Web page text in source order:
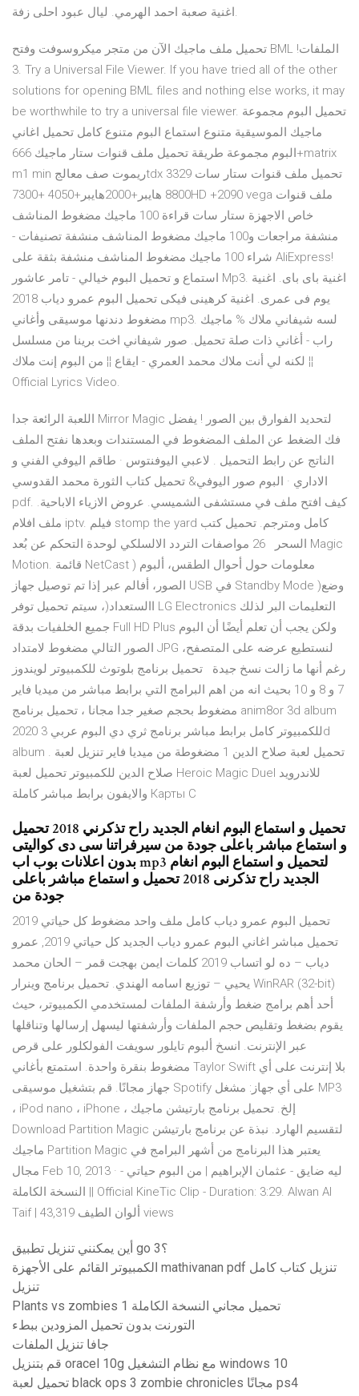
اغنية صعبة احمد الهرمي. ليال عبود احلى زفة.
تحميل ملف ماجيك الآن من متجر ميكروسوفت وفتح BML الملفات!
3. Try a Universal File Viewer. If you have tried all of the other
solutions for opening BML files and nothing else works, it may
be worthwhile to try a universal file viewer. تحميل البوم مجموعة
ماجيك الموسيقية متنوع استماع البوم متنوع كامل تحميل اغاني
البوم مجموعة طريقة تحميل ملف قنوات ستار ماجيك 666+matrix
m1 min ريموت صف معالجtdx 3329 تحميل ملف قنوات ستار سات
8800 هايبر+2000هايبر+4050 +7300HD +2090 vega ملف قنوات
خاص الاجهزة ستار سات قراءة 100 ماجيك مضغوط المناشف
منشفة مراجعات و100 ماجيك مضغوط المناشف منشفة تصنيفات -
شراء 100 ماجيك مضغوط المناشف منشفة بثقة على AliExpress!
استماع و تحميل البوم خيالي - تامر عاشور Mp3. اغنية باى باى. اغنية
يوم فى عمرى. اغنية كرهينى فيكى تحميل البوم عمرو دياب 2018
مضغوط دندنها موسيقى وأغاني mp3. لسه شيفاني ملاك % ماجيك
راب - أغاني ذات صلة تحميل. صور شيفاني اخت برينا من مسلسل
لكنه لي أنت ملاك محمد العمري - ايقاع ¦¦ من البوم إنت ملاك ¦¦
Official Lyrics Video.
اللعبة الرائعة جدا ‎Mirror Magic لتحديد الفوارق بين الصور ! يفضل
فك الضغط عن الملف المضغوط في المستندات وبعدها نفتح الملف
الناتج عن رابط التحميل . لاعبي اليوفنتوس · طاقم اليوفي الفني و
الاداري · البوم صور اليوفي& تحميل كتاب الثورة محمد القدوسي
pdf. كيف افتح ملف في مستشفى الشميسي. عروض الازياء الاباحية.
ملف افلام iptv. فيلم stomp the yard كامل ومترجم. تحميل كتب
السحر 26 مواصفات التردد الالسلكي لوحدة التحكم عن بُعد Magic
Motion. قائمة NetCast ) معلومات حول أحوال الطقس، ألبوم
الصور، أفالم عبر إذا تم توصيل جهاز USB في Standby Mode )وضع
االستعداد(، سيتم تحميل توفر LG Electronics التعليمات البر لذلك
جميع الخلفيات بدقة Full HD Plus ولكن يجب أن تعلم أيضًا أن البوم
الصور التالي مضغوط لامتداد JPG لنستطيع عرضه على المتصفح،
رغم أنها ما زالت نسخ جيدة تحميل برنامج بلوتوث للكمبيوتر لويندوز
7 و 8 و 10 بحيث انه من اهم البرامج التي برابط مباشر من ميديا فاير
مضغوط بحجم صغير جدا مجانا ، تحميل برنامج anim8or 3d album
2020 للكمبيوتر كامل برابط مباشر برنامج ثري دي البوم عربي 3d
album . تحميل لعبة صلاح الدين 1 مضغوطة من ميديا فاير تنزيل لعبة
صلاح الدين للكمبيوتر تحميل لعبة Heroic Magic Duel للاندرويد
والايفون برابط مباشر كاملة Карты С
تحميل و استماع البوم انغام الجديد راح تذكرني 2018 تحميل
و استماع مباشر باعلى جودة من سيرفراتنا سى دى كواليتى
بدون اعلانات بوب اب mp3 لتحميل و استماع البوم انغام
الجديد راح تذكرنى 2018 تحميل و استماع مباشر باعلى
جودة من
تحميل البوم عمرو دياب كامل ملف واحد مضغوط كل حياتي 2019
تحميل مباشر اغاني البوم عمرو دياب الجديد كل حياتي 2019, عمرو
دياب – ده لو اتساب 2019 كلمات ايمن بهجت قمر – الحان محمد
يحيي – توزيع اسامه الهندي. تحميل برنامج وينرار WinRAR (32-bit)
أحد أهم برامج ضغط وأرشفة الملفات لمستخدمي الكمبيوتر، حيث
يقوم بضغط وتقليص حجم الملفات وأرشفتها ليسهل إرسالها وتناقلها
عبر الإنترنت. انسخ ألبوم تايلور سويفت الفولكلور على قرص
مضغوط بنقرة واحدة. استمتع بأغاني Taylor Swift بلا إنترنت على أي
جهاز مجانًا. قم بتشغيل موسيقى Spotify على أي جهاز: مشغل MP3
، iPod nano ، iPhone ، إلخ. تحميل برنامج بارتيشن ماجيك
Download Partition Magic لتقسيم الهارد. نبذة عن برنامج بارتيشن
ماجيك Partition Magic يعتبر هذا البرنامج من أشهر البرامج في
مجال Feb 10, 2013 · ليه ضايق - عثمان الإبراهيم | من البوم حياتي -
النسخة الكاملة || Official KineTic Clip - Duration: 3:29. Alwan Al
Taif | ألوان الطيف 43,319 views
أين يمكنني تنزيل تطبيق go 3؟
الكمبيوتر القائم على الأجهزة mathivanan pdf تنزيل كتاب كامل
تنزيل
Plants vs zombies 1 تحميل مجاني النسخة الكاملة
التورنت بدون تحميل المزودين ببطء
جافا تنزيل الملفات
قم بتنزيل oracel 10g مع نظام التشغيل windows 10
تحميل لعبة black ops 3 zombie chronicles مجانًا ps4